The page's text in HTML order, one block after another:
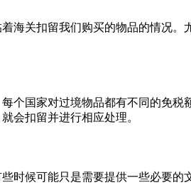
海关扣留我们购买的物品的情况
个国家对过境物品都有不同的免
会扣留并进行相应处理。
时候可能只是需要提供一些必要的